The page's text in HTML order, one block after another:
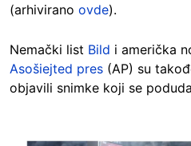
(arhivirano ovde).
Nemački list Bild i američka
Asošiejted pres (AP) su
objavili snimke koji se